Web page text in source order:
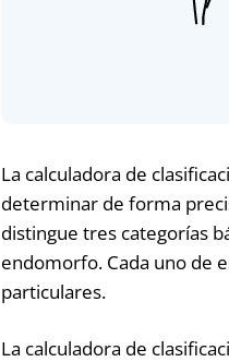
La calculadora de
determinar de forma
distingue tres categorías
endomorfo. Cada uno de
particulares.
La calculadora de